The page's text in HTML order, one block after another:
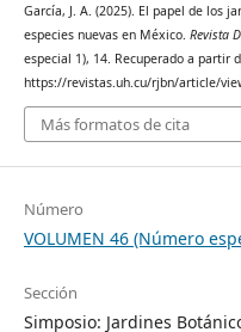
García, J. A. (2025). El papel de los
especies nuevas en México. Revista
especial 1), 14. Recuperado a partir
https://revistas.uh.cu/rjbn/article/
Más formatos de cita
Número
VOLUMEN 46 (Número
Sección
Simposio: Jardines